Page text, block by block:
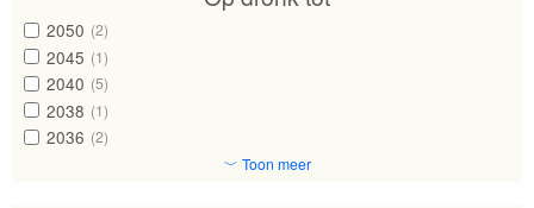
2050 (2)
2045 (1)
2040 (5)
2038 (1)
2036 (2)
﹀ Toon meer